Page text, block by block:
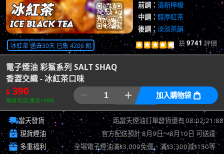
前調： 清新檸檬
中調：醇厚紅茶
後調： 淡淡茶韻
冰紅茶 過去30天 已售 4206 瓶      共9741 評價
查看評價
電子煙油 彩鯊系列 SALT SHAQ
香澀交織 - 冰紅茶口味
$ 390
現貨充足(庫存>999)
  加入購物袋 
當天發貨 距當天煙油訂單發貨還有08:02:21:21
 現貨煙油 官方配送預計8月9日～8月10日 可送達
 多重福利 全場電子煙油滿$3,000免運、滿$3,300減$150等